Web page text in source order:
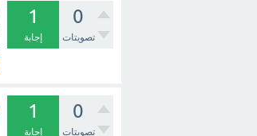
0
تصويتات
1
إجابة
0
تصويتات
1
إجابة